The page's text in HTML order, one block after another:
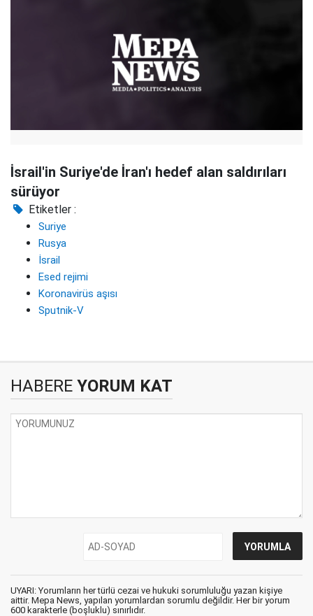
İsrail'in Suriye'de İran'ı hedef alan saldırıları
sürüyor
Etiketler :
Suriye
Rusya
İsrail
Esed rejimi
Koronavirüs aşısı
Sputnik-V
HABERE YORUM KAT
UYARI: Yorumların her türlü cezai ve hukuki sorumluluğu yazan kişiye
aittir. Mepa News, yapılan yorumlardan sorumlu değildir. Her bir yorum
600 karakterle (boşluklu) sınırlıdır.